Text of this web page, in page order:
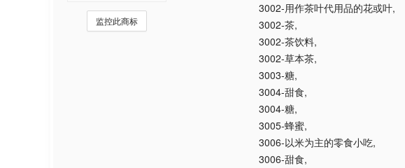
监控此商标
3002-用作茶叶代用品的花或叶,
3002-茶,
3002-茶饮料,
3002-草本茶,
3003-糖,
3004-甜食,
3004-糖,
3005-蜂蜜,
3006-以米为主的零食小吃,
3006-甜食,